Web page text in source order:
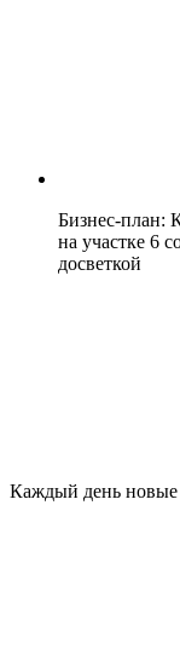
Бизнес-план:
на участке 6
досветкой
Каждый день новые